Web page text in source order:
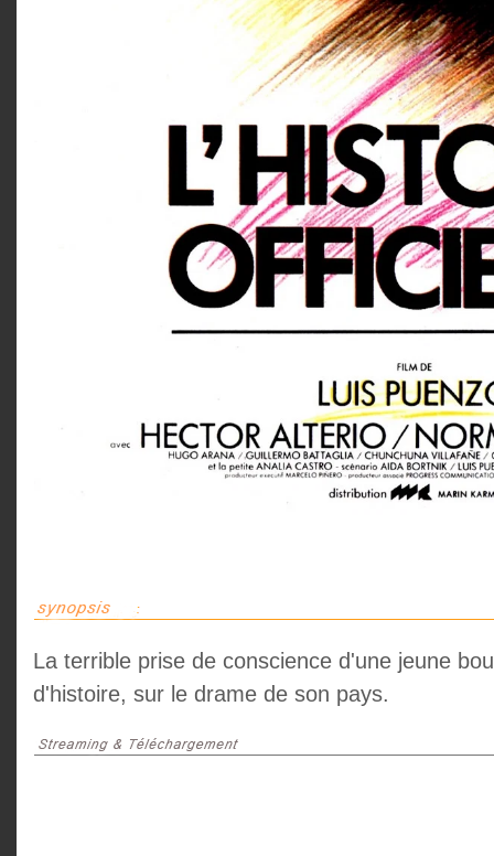
La terrible prise de conscience d'une jeune
d'histoire, sur le drame de son pays.